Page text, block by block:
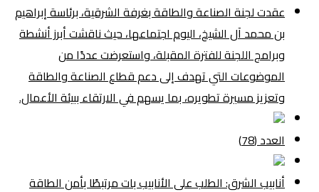
عقدت لجنة الصناعة والطاقة بغرفة الشرقية، برئاسة إبراهيم
بن محمد آل الشيخ، اليوم اجتماعها، حيث ناقشت أبرز أنشطة
وبرامج اللجنة للفترة المقبلة، واستعرضت عددًا من
الموضوعات التي تهدف إلى دعم قطاع الصناعة والطاقة
وتعزيز مسيرة تطويره، بما يسهم في الارتقاء ببيئة الأعمال.
العدد (78)
أنابيب الشرق: الطلب على الأنابيب بات مرتبطًا بأمن الطاقة